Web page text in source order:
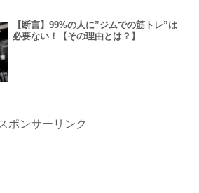
【断言】99%の人に”ジムでの筋トレ”は
必要ない！【その理由とは？】
ポンサーリンク